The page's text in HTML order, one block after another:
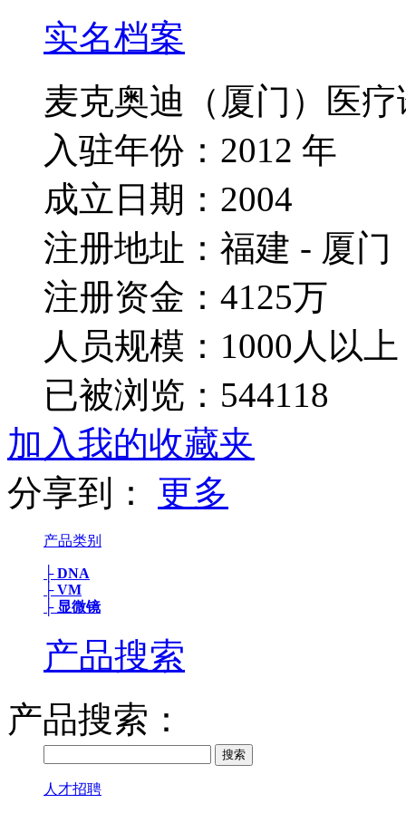
实名档案
麦克奥迪（厦门）医
入驻年份：2012 年
成立日期：2004
注册地址：福建 - 厦门
注册资金：4125万
人员规模：1000人以上
已被浏览：544118
加入我的收藏夹
分享到：
更多
产品类别
├ DNA
├ VM
├ 显微镜
产品搜索
产品搜索：
人才招聘